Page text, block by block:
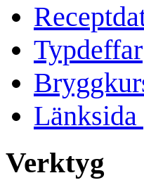
Typdeffar
Verktyg